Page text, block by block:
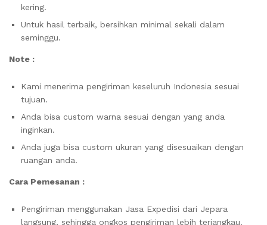
kering.
Untuk hasil terbaik, bersihkan minimal sekali dalam
seminggu.
Note :
Kami menerima pengiriman keseluruh Indonesia sesuai
tujuan.
Anda bisa custom warna sesuai dengan yang anda
inginkan.
Anda juga bisa custom ukuran yang disesuaikan dengan
ruangan anda.
Cara Pemesanan :
Pengiriman menggunakan Jasa Expedisi dari Jepara
langsung, sehingga ongkos pengiriman lebih terjangkau.